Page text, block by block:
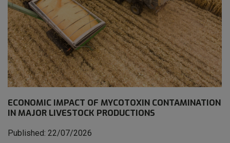
ECONOMIC IMPACT OF MYCOTOXIN CONTAMINATION
IN MAJOR LIVESTOCK PRODUCTIONS
Published: 22/07/2026